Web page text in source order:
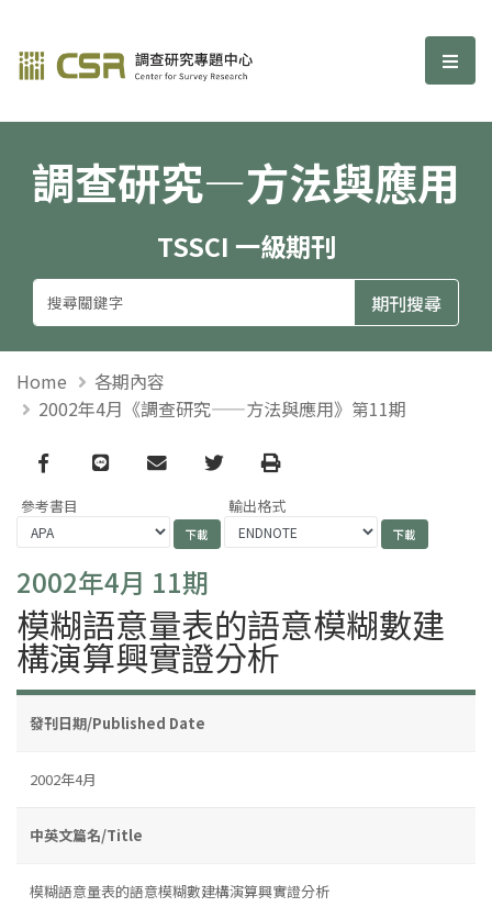
調查研究—方法與應用期刊 選
調查研究—方法與應用
TSSCI 一級期刊
Home
各期內容
2002年4月《調查研究——方法與應用》第11期
Facebook
line email TwitterPrint
參考書目 輸出格式
2002年4月 11期
模糊語意量表的語意模糊數建
構演算興實證分析
發刊日期/Published Date
2002年4月
中英文篇名/Title
模糊語意量表的語意模糊數建構演算興實證分析